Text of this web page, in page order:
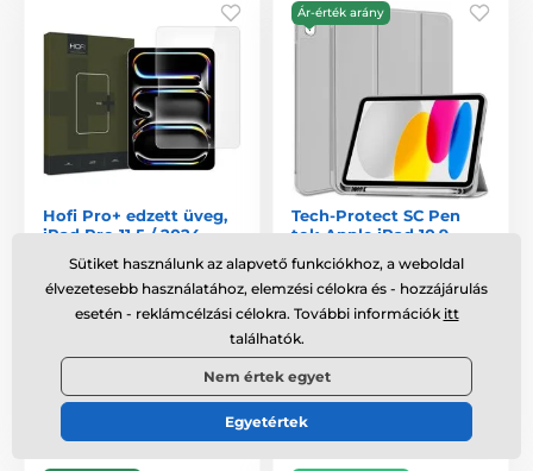
Hofi Pro+ edzett üveg,
iPad Pro 11 5 / 2024
Raktáron ,kedden 8. 11. Önnél
4 740 Ft
Összehasonlítás
Ár-érték arány
Tech-Protect SC Pen
tok Apple iPad 10.9
szürke
Raktáron,kedden 8. 11. Önnél
6 375 Ft
Összehasonlítás
Sütiket használunk az alapvető funkciókhoz, a weboldal
élvezetesebb használatához, elemzési célokra és - hozzájárulás
esetén - reklámcélzási célokra. További információk itt
találhatók.
Nem értek egyet
Egyetértek